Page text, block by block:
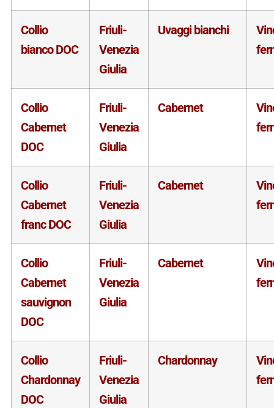
Collio
bianco DOC
Friuli-
Venezia
Giulia
Uvaggi bianchi
Collio
Cabernet
DOC
Friuli-
Venezia
Giulia
Cabernet
Collio
Cabernet
franc DOC
Friuli-
Venezia
Giulia
Cabernet
Collio
Cabernet
sauvignon
DOC
Friuli-
Venezia
Giulia
Cabernet
Collio
Chardonnay
DOC
Friuli-
Venezia
Giulia
Chardonnay